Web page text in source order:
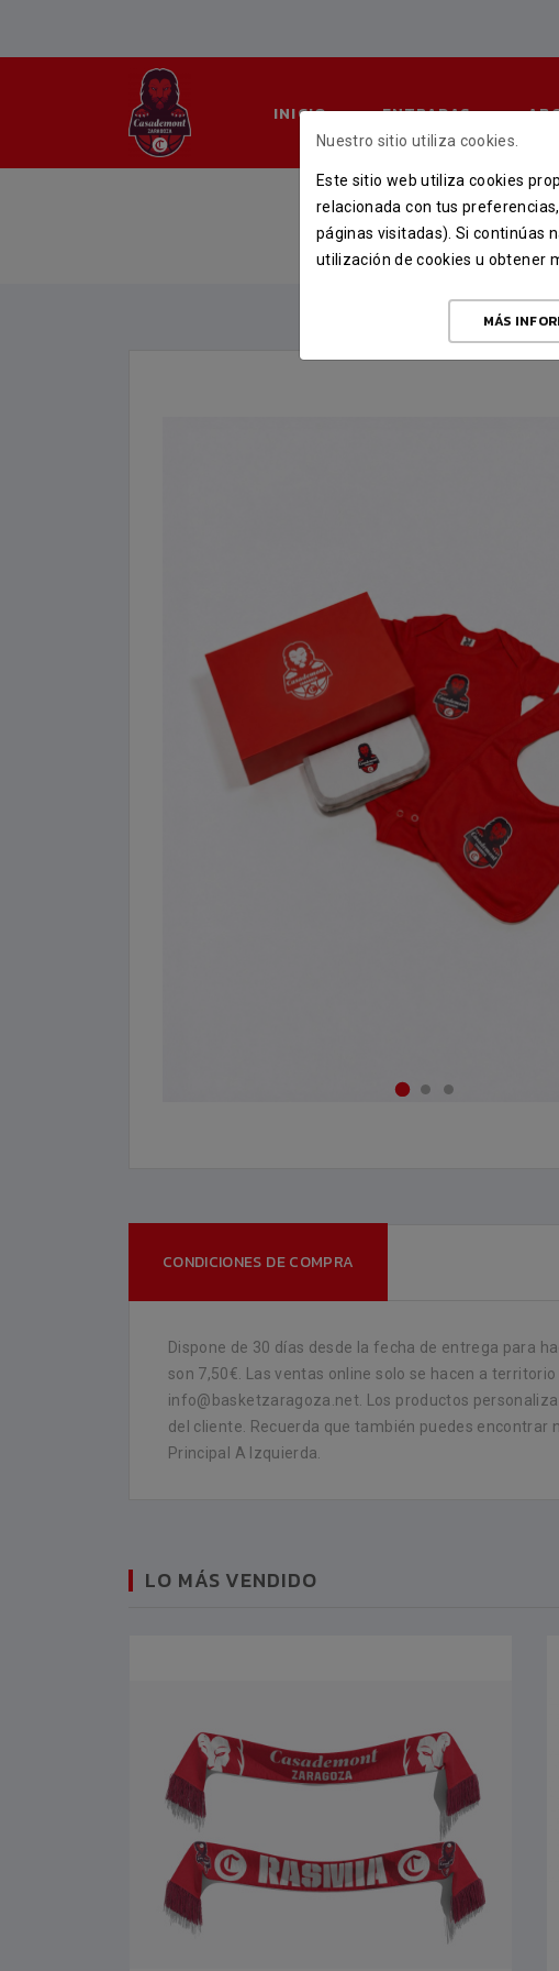
INICIO ENTRADAS
INICIO
CONDICIONES DE COMPRA
Dispone de 30 días desde la fecha de entrega para
son 7,50€. Las ventas online solo se hacen a
info@basketzaragoza.net. Los productos
del cliente. Recuerda que también puedes encontrar
Principal A Izquierda.
LO MÁS VENDIDO
Nuestro sitio utiliza cookies.
Este sitio web utiliza cookies
relacionada con tus
páginas visitadas). Si continúas
utilización de cookies u obtener
MÁS